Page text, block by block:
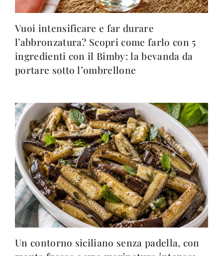
Vuoi intensificare e far durare
l’abbronzatura? Scopri come farlo con 5
ingredienti con il Bimby: la bevanda da
portare sotto l’ombrellone
Un contorno siciliano senza padella, con